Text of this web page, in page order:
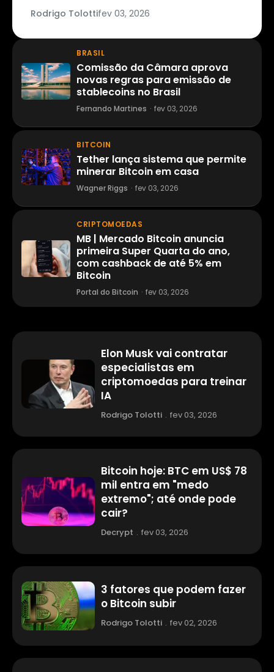
Rodrigo Tolottifev 03, 2026
BRASIL
Comissão da Câmara aprova
novas regras para emissão de
stablecoins no Brasil
Fernando Martines · fev 03, 2026
BITCOIN
Tether lança sistema que permite
minerar Bitcoin em casa
Wagner Riggs · fev 03, 2026
CRIPTOMOEDAS
MB | Mercado Bitcoin anuncia
primeira Super Quarta do ano,
com cashback de até 5% em
Bitcoin
Portal do Bitcoin · fev 03, 2026
Elon Musk vai contratar
especialistas em
criptomoedas para treinar
IA
Rodrigo Tolotti . fev 03, 2026
Bitcoin hoje: BTC em US$ 78
mil entra em "medo
extremo"; até onde pode
cair?
Decrypt . fev 03, 2026
3 fatores que podem fazer
o Bitcoin subir
Rodrigo Tolotti . fev 02, 2026